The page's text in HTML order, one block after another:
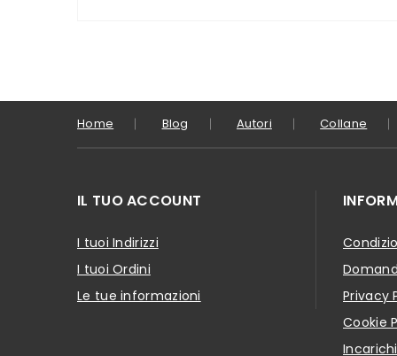
Home Blog Autori Collane
IL TUO ACCOUNT
I tuoi Indirizzi
I tuoi Ordini
Le tue informazioni
Privacy
Cookie